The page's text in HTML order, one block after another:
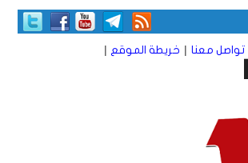
تواصل معنا | خريطة الموقع |